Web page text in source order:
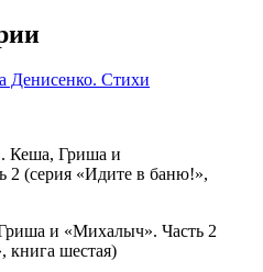
Денисенко. Стихи
и «Михалыч». Часть 2
книга шестая)